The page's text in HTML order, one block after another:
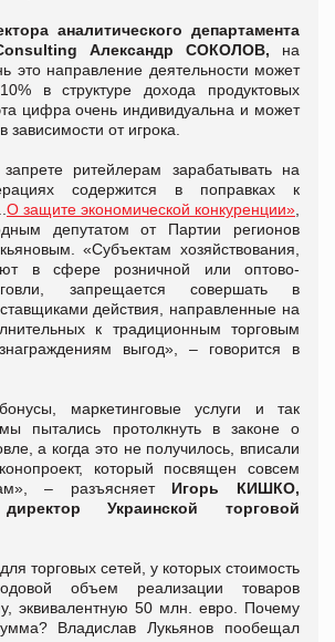
аналитического департамента
Александр СОКОЛОВ, на
это направление деятельности может
в структуре дохода продуктовых
цифра очень индивидуальна и может
зависимости от игрока.
ритейлерам зарабатывать на
содержится в поправках к
О защите экономической конкуренции»
депутатом от Партии регионов
«Субъектам хозяйствования,
в сфере розничной или оптово-
запрещается совершать в
действия, направленные на
к традиционным торговым
выгод», – говорится в
маркетинговые услуги и так
пытались протолкнуть в законе о
а когда это не получилось, вписали
который посвящен совсем
– разъясняет Игорь КИШКО,
Украинской торговой
торговых сетей, у которых стоимость
объем реализации товаров
эквивалентную 50 млн. евро. Почему
Владислав Лукьянов пообещал